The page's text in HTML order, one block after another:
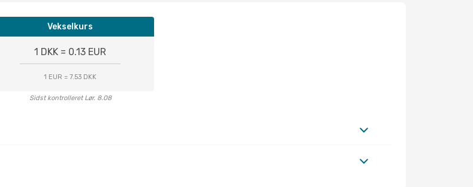
Vekselkurs
1 DKK = 0.13 EUR
1 EUR = 7.53 DKK
Sidst kontrolleret Lør. 8.08